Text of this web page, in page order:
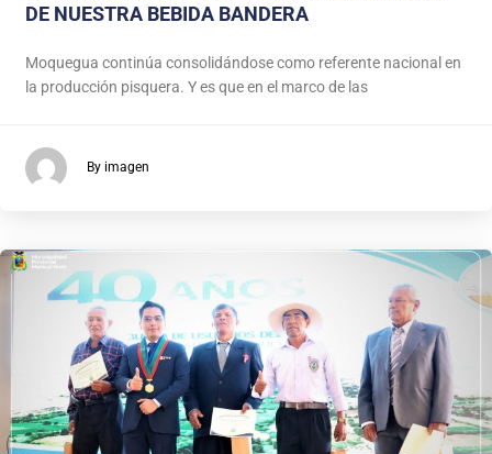
DE NUESTRA BEBIDA BANDERA
Moquegua continúa consolidándose como referente nacional en
la producción pisquera. Y es que en el marco de las
By imagen